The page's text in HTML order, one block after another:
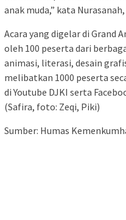
anak muda,” kata
Acara yang digelar di Grand
oleh 100 peserta dari
animasi, literasi, desain
melibatkan 1000 peserta
di Youtube DJKI serta
(Safira, foto: Zeqi, Piki)
Sumber: Humas